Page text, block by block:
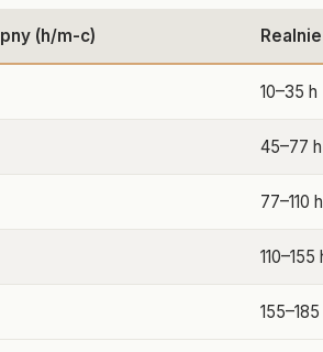
(h/m-c)
10–35 h
45–77 h
77–110 h
110–155
155–185